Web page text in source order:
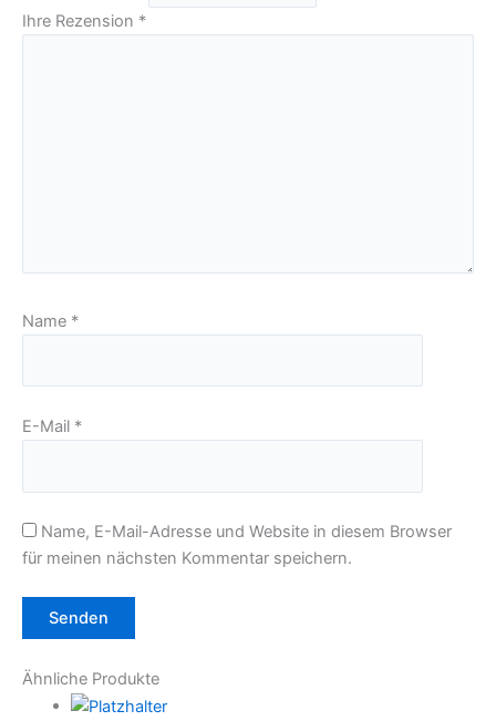
Ihre Rezension *
Name *
E-Mail *
Name, E-Mail-Adresse und Website in diesem Browser
für meinen nächsten Kommentar speichern.
Ähnliche Produkte